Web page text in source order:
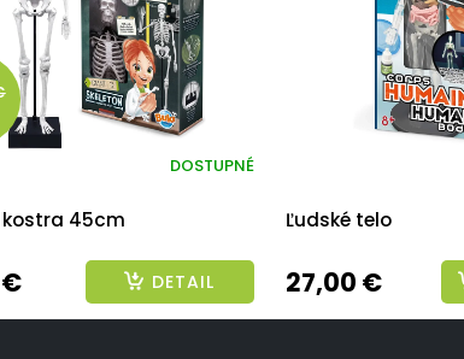
kostra 45cm
DOSTUPNÉ
€ DETAIL
Ľudské telo
27,00 €